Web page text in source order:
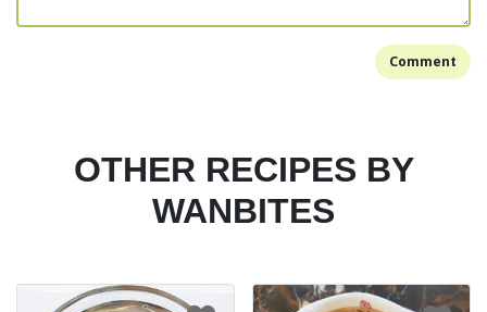
Comment
OTHER RECIPES BY
WANBITES